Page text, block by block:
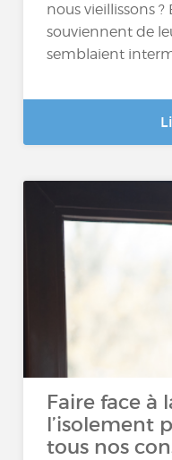
nous vieillissons
souviennent de
semblaient
Faire face à
l’isolement
tous nos